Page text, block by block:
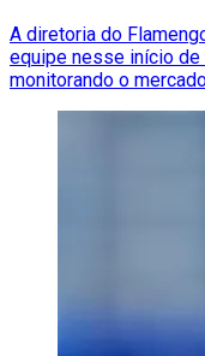
A diretoria do
equipe nesse início de
monitorando o